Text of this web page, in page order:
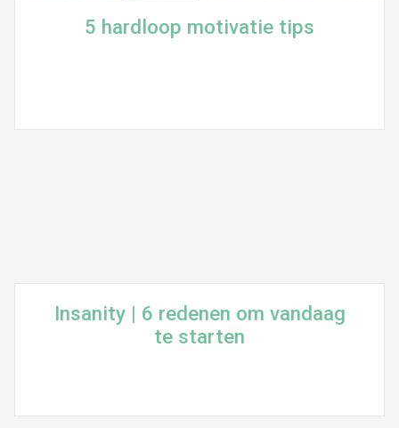
5 hardloop motivatie tips
Insanity | 6 redenen om vandaag
te starten